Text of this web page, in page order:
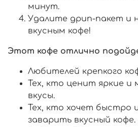
минут.
Удалите дрип-пакет и
вкусным кофе!
Этот кофе отлично
Любителей крепкого
Тех, кто ценит яркие и
вкусы.
Тех, кто хочет быстро
заварить вкусный кофе.